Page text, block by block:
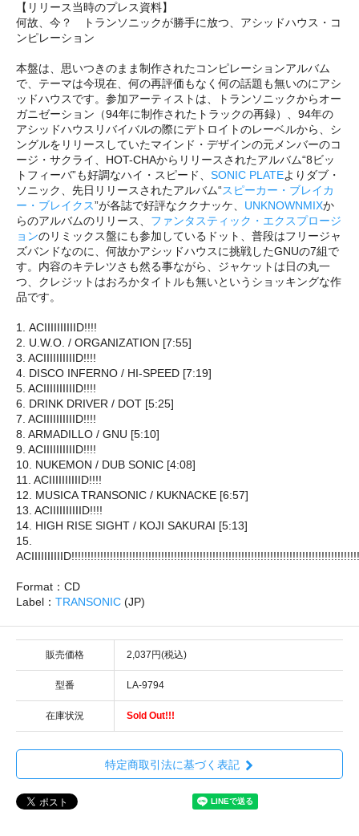
【リリース当時のプレス資料】
何故、今？ トランソニックが勝手に放つ、アシッドハウス・コ
ンピレーション
本盤は、思いつきのまま制作されたコンピレーションアルバム
で、テーマは今現在、何の再評価もなく何の話題も無いのにアシ
ッドハウスです。参加アーティストは、トランソニックからオー
ガニゼーション（94年に制作されたトラックの再録）、94年の
アシッドハウスリバイバルの際にデトロイトのレーベルから、シ
ングルをリリースしていたマインド・デザインの元メンバーのコ
ージ・サクライ、HOT-CHAからリリースされたアルバム“8ビッ
トフィーバ”も好調なハイ・スピード、 SONIC PLATEよりダブ・
ソニック、先日リリースされたアルバム“スピーカー・ブレイカ
ー・ブレイクス”が各誌で好評なククナッケ、 UNKNOWNMIXか
らのアルバムのリリース、 ファンタスティック・エクスプロージ
ョンのリミックス盤にも参加しているドット、普段はフリージャ
ズバンドなのに、何故かアシッドハウスに挑戦したGNUの7組で
す。内容のキテレツさも然る事ながら、ジャケットは日の丸一
つ、クレジットはおろかタイトルも無いというショッキングな作
品です。
1. ACIIIIIIIIIID!!!!
2. U.W.O. / ORGANIZATION [7:55]
3. ACIIIIIIIIIID!!!!
4. DISCO INFERNO / HI-SPEED [7:19]
5. ACIIIIIIIIIID!!!!
6. DRINK DRIVER / DOT [5:25]
7. ACIIIIIIIIIID!!!!
8. ARMADILLO / GNU [5:10]
9. ACIIIIIIIIIID!!!!
10. NUKEMON / DUB SONIC [4:08]
11. ACIIIIIIIIIID!!!!
12. MUSICA TRANSONIC / KUKNACKE [6:57]
13. ACIIIIIIIIIID!!!!
14. HIGH RISE SIGHT / KOJI SAKURAI [5:13]
15.
Format：CD
Label： TRANSONIC (JP)
販売価格 2,037円(税込)
型番 LA-9794
在庫状況 Sold Out!!!
特定商取引法に基づく表記